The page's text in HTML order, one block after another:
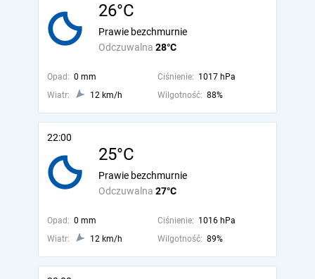
26°C
Odczuwalna 28°C
Prawie bezchmurnie
Opad: 0 mm Ciśnienie: 1017 hPa
Wiatr:
12 km/h Wilgotność: 88%
22:00
25°C
Odczuwalna 27°C
Prawie bezchmurnie
Opad: 0 mm Ciśnienie: 1016 hPa
Wiatr:
12 km/h Wilgotność: 89%